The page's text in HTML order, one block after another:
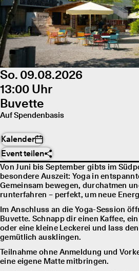
So. 09.08.2026
13:00 Uhr
Buvette
Auf Spendenbasis
Kalender
Event teilen
Von Juni bis September gibts im
besondere Auszeit: Yoga in
Gemeinsam bewegen, durchatmen
runterfahren – perfekt, um neue
Im Anschluss an die Yoga-Session
Buvette. Schnapp dir einen Kaffee,
oder eine kleine Leckerei und lass
gemütlich ausklingen.
Teilnahme ohne Anmeldung und
eine eigene Matte mitbringen.